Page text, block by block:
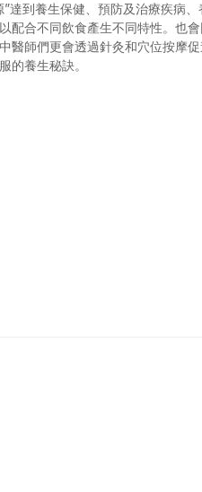
達到養生保健、預防及治療疾病
配合不同飲食產生不同特性。也
醫師們更會透過針灸和穴位按摩
的養生秘訣。